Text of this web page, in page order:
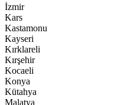
İzmir
Kars
Kastamonu
Kayseri
Kırklareli
Kırşehir
Kocaeli
Konya
Kütahya
Malatya